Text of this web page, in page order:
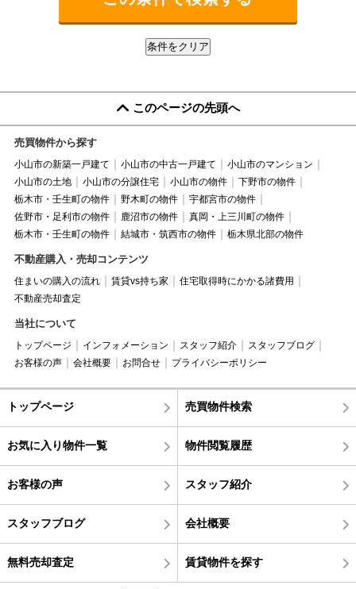
このページの先頭へ
売買物件から探す
小山市の新築一戸建て 小山市の中古一戸建て
小山市のマンション
小山市の土地
小山市の分譲住宅 小山市の物件
下野市の物件
栃木市・壬生町の物件
野木町の物件
宇都宮市の物件
佐野市・足利市の物件
鹿沼市の物件
真岡・上三川町の物件
栃木市・壬生町の物件
結城市・筑西市の物件 栃木県北部の物件
不動産購入・売却コンテンツ
住まいの購入の流れ 賃貸vs持ち家
住宅取得時にかかる諸費用
不動産売却査定
当社について
トップページ インフォメーション スタッフ紹介
スタッフブログ
お客様の声
会社概要 お問合せ プライバシーポリシー
トップページ 売買物件検索
お気に入り物件一覧 物件閲覧履歴
お客様の声 スタッフ紹介
スタッフブログ 会社概要
無料売却査定 賃貸物件を探す